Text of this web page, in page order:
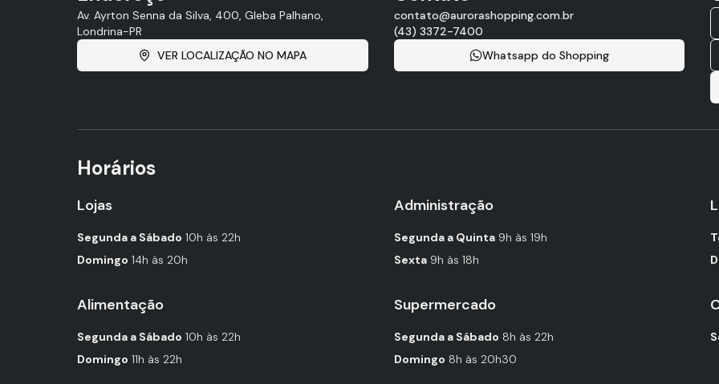
Av. Ayrton Senna da Silva, 400, Gleba Palhano,
Londrina-PR
VER LOCALIZAÇÃO NO MAPA
contato@aurorashopping.com.br
(43) 3372-7400
Whatsapp do Shopping
Horários
Lojas
Segunda a Sábado 10h às 22h
Domingo 14h às 20h
Administração
Segunda a Quinta 9h às 19h
Sexta 9h às 18h
Alimentação
Segunda a Sábado 10h às 22h
Domingo 11h às 22h
Supermercado
Segunda a Sábado 8h às 22h
Domingo 8h às 20h30